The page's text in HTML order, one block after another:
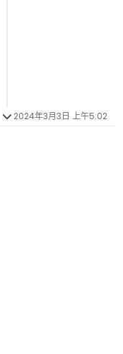
2024年3月3日 上午5:02